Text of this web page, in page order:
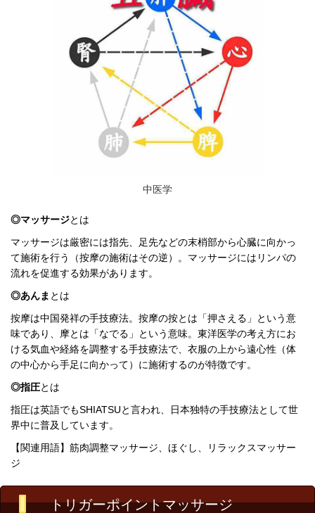
中医学
◎マッサージとは
マッサージは厳密には指先、足先などの末梢部から心臓に向かっ
て施術を行う（按摩の施術はその逆）。マッサージにはリンパの
流れを促進する効果があります。
◎あんま とは
按摩は中国発祥の手技療法。按摩の按とは「押さえる」という意
味であり、摩とは「なでる」という意味。 東洋医学の考え方にお
ける気血や経絡を調整する手技療法で、衣服の上から遠心性（体
の中心から手足に向かって）に施術するのが特徴です。
◎指圧とは
指圧は英語でもSHIATSUと言われ、日本独特の手技療法として世
界中に普及しています。
【関連用語】筋肉調整マッサージ、ほぐし、リラックスマッサー
ジ
トリガーポイントマッサージ